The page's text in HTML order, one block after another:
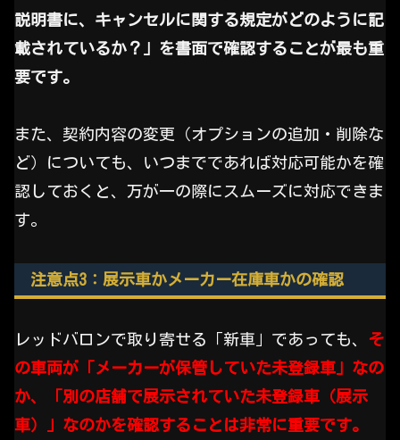
説明書に、キャンセルに関する規定がどのように記
載されているか？」を書面で確認することが最も重
要です。
また、契約内容の変更（オプションの追加・削除な
ど）についても、いつまでであれば対応可能かを確
認しておくと、万が一の際にスムーズに対応できま
す。
注意点3：展示車かメーカー在庫車かの確認
レッドバロンで取り寄せる「新車」であっても、 そ
の車両が「メーカーが保管していた未登録車」なの
か、「別の店舗で展示されていた未登録車（展示
車）」なのかを確認することは非常に重要です。